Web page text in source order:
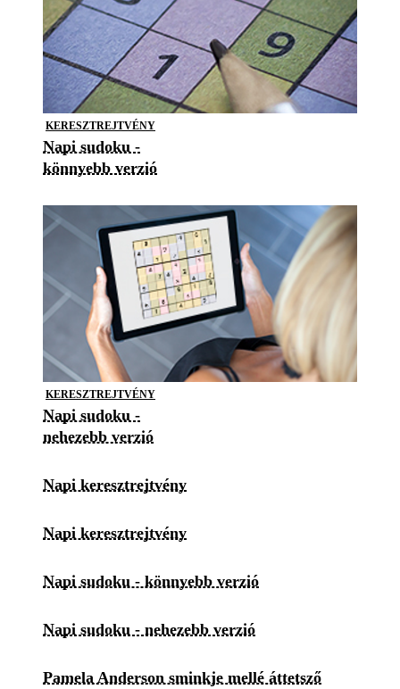
KERESZTREJTVÉNY
Napi sudoku -
könnyebb verzió
KERESZTREJTVÉNY
Napi sudoku -
nehezebb verzió
Napi keresztrejtvény
Napi keresztrejtvény
Napi sudoku - könnyebb verzió
Napi sudoku - nehezebb verzió
Pamela Anderson sminkje mellé áttetsző